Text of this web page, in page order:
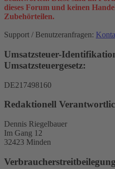
dieses Forum und keinen
Zubehörteilen.
Support / Benutzeranfragen:
Umsatzsteuer-
Umsatzsteuergesetz:
DE217498160
Redaktionell
Dennis Riegelbauer
Im Gang 12
32423 Minden